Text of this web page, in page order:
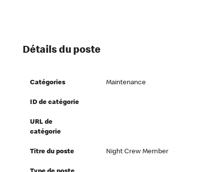
Détails du poste
Catégories Maintenance
ID de catégorie
URL de
catégorie
Titre du poste Night Crew Member